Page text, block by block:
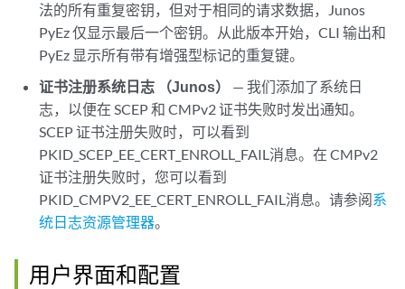
法的所有重复密钥，但对于相同的请求数据，Junos
PyEz 仅显示最后一个密钥。从此版本开始，CLI 输出和
PyEz 显示所有带有增强型标记的重复键。
证书注册系统日志 （Junos）
— 我们添加了系统日
志，以便在 SCEP 和 CMPv2 证书失败时发出通知。
SCEP 证书注册失败时，可以看到
PKID_SCEP_EE_CERT_ENROLL_FAIL消息。在 CMPv2
证书注册失败时，您可以看到
PKID_CMPV2_EE_CERT_ENROLL_FAIL消息。请参阅系
统日志资源管理器。
用户界面和配置